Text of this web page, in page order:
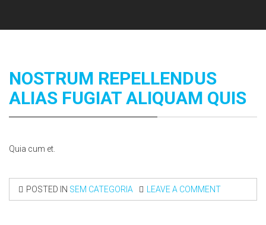
NOSTRUM REPELLENDUS
ALIAS FUGIAT ALIQUAM QUIS
Quia cum et.
POSTED IN SEM CATEGORIA LEAVE A COMMENT